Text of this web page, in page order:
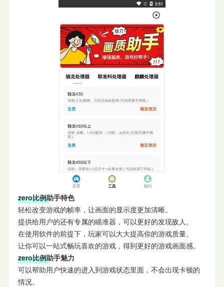
zero比例助手特色
轻松改变游戏的帧率，让画面的显示度更加清晰。
提供给用户的还有专属的瞄准器，可以更好的发现敌人。
在使用软件的前提下，玩家可以大大提高你的游戏质量。
让你可以一站式畅玩喜欢的游戏，得到更好的游戏画面感。
zero比例助手魅力
可以帮助用户快速的进入到游戏状态里面，不会出现卡顿的
情况。